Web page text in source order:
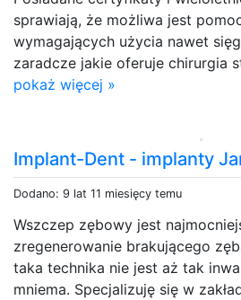
sprawiają, że możliwa jest
wymagających użycia nawet
zaradcze jakie oferuje chirurgia
pokaż więcej »
Implant-Dent - implanty
Dodano: 9 lat 11 miesięcy temu
Wszczep zębowy jest
zregenerowanie brakującego
taka technika nie jest aż tak
mniema. Specjalizuję się w